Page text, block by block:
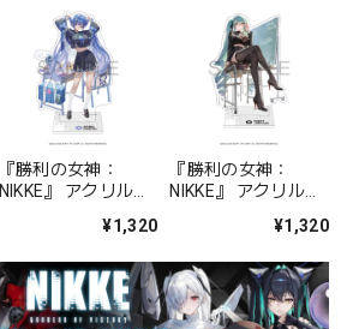
『勝利の女神：
NIKKE』 アクリルス
ォーチュンメイト
¥1,320
『勝利の女神：
NIKKE』 アクリルス
シャープレッスン
¥1,320